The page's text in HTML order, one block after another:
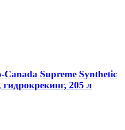
Supreme Synthetic
гидрокрекинг, 205 л